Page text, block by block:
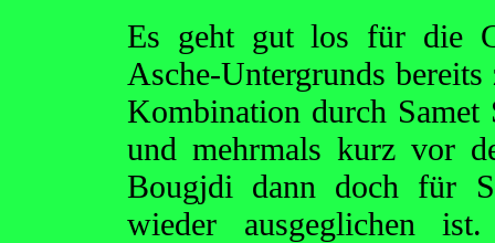
Es geht gut los für die
Asche-Untergrunds
Kombination durch
und mehrmals kurz vor
Bougjdi dann doch für
wieder ausgeglichen